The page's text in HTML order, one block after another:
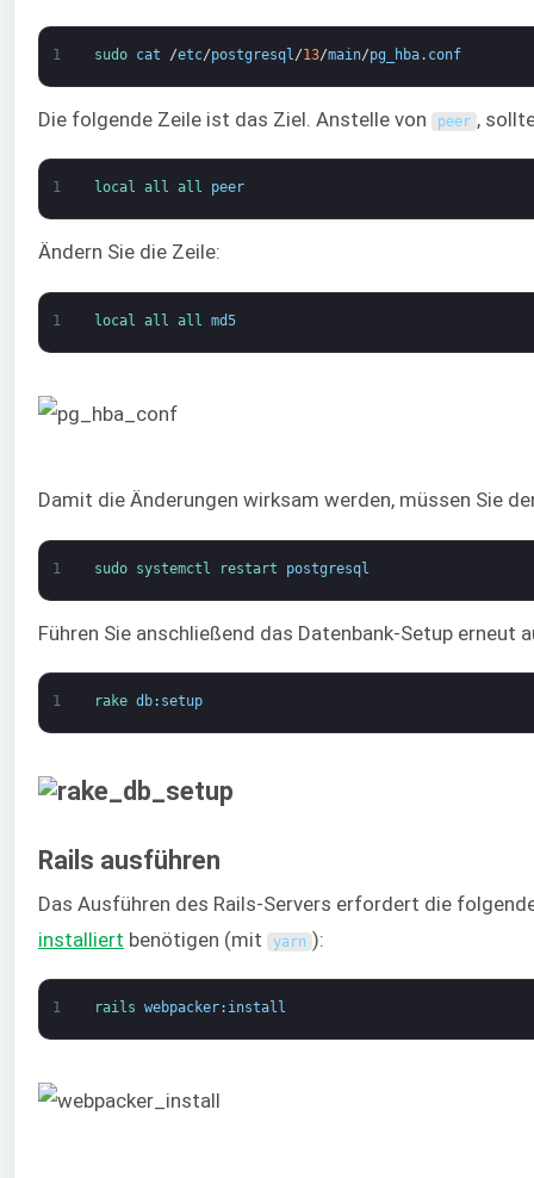
1 sudo cat /etc/postgresql/13/main/pg_hba. conf
Die folgende Zeile ist das Ziel. Anstelle von peer ,
1 local all all peer
Ändern Sie die Zeile:
1 local all all md5
Damit die Änderungen wirksam werden, müssen Sie
1 sudo systemctl restart postgresql
Führen Sie anschließend das Datenbank-Setup erneut
1 rake db: setup
Rails ausführen
Das Ausführen des Rails-Servers erfordert die
installiert benötigen (mit yarn ):
1 rails webpacker: install